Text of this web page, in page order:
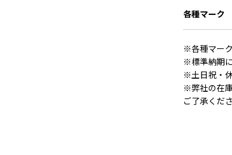
各種マーク
※各種マー
※標準納期
※土日祝・
※弊社の在
ご了承くださ